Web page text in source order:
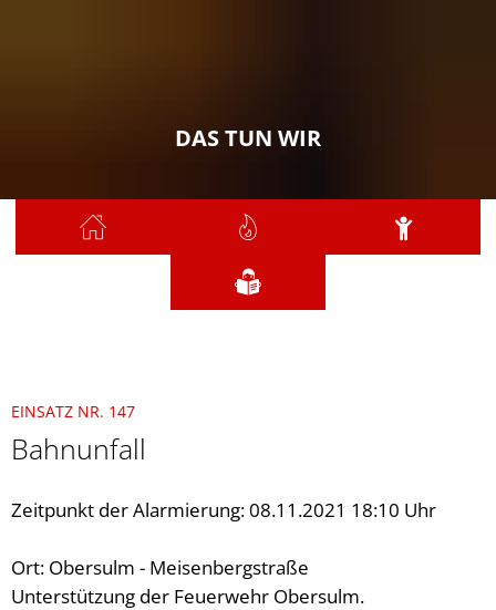
DAS TUN WIR
EINSATZ NR. 147
Bahnunfall
Zeitpunkt der Alarmierung: 08.11.2021 18:10 Uhr
Ort: Obersulm - Meisenbergstraße
Unterstützung der Feuerwehr Obersulm.